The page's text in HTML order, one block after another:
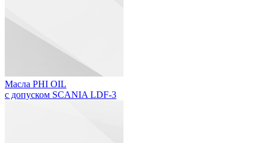
Масла PHI OIL
с допуском SCANIA LDF-3